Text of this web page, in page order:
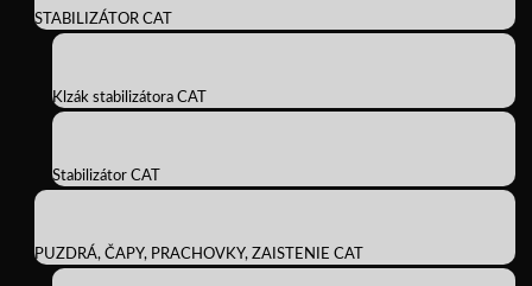
STABILIZÁTOR CAT
Klzák stabilizátora CAT
Stabilizátor CAT
PUZDRÁ, ČAPY, PRACHOVKY, ZAISTENIE CAT